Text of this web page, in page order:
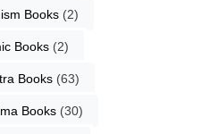
Books (2)
Books (2)
Books (63)
Books (30)